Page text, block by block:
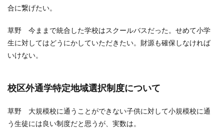
合に繋げたい。
草野 今ままで統合した学校はスクールバスだった。せめて小学
生に対してはどうにかしていただきたい。財源も確保しなければ
いけない。
校区外通学特定地域選択制度について
草野 大規模校に通うことができない子供に対して小規模校に通
う生徒には良い制度だと思うが、実数は。